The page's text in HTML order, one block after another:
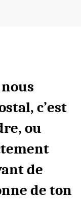
c’est
ou
de
de ton